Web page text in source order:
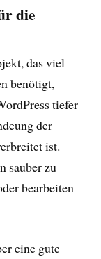
die
das viel
benötigt,
tiefer
der
ist.
sauber zu
bearbeiten
eine gute